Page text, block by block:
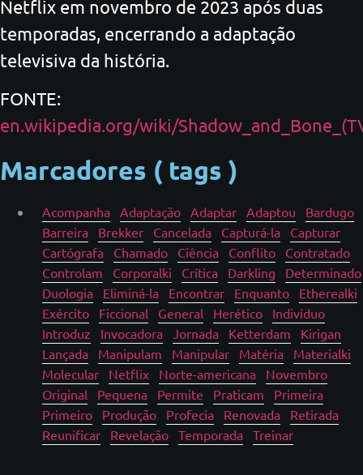
Netflix em novembro de 2023 após duas
temporadas, encerrando a adaptação
televisiva da história.
FONTE:
en.wikipedia.org/wiki/
Marcadores ( tags )
Acompanha Adaptação Adaptar Adaptou
Bardugo
Barreira
Brekker Cancelada Capturá-la
Capturar
Cartógrafa
Chamado Ciência Conflito
Contratado
Controlam
Corporalki Crítica Darkling
Determinado
Duologia
Eliminá-la Encontrar Enquanto
Etherealki
Exército
Ficcional General Herético
Indivíduo
Introduz
Invocadora Jornada Ketterdam
Kirigan
Lançada
Manipulam Manipular Matéria
Materialki
Molecular
Netflix Norte-americana
Novembro
Original
Pequena Permite Praticam
Primeira
Primeiro
Produção Profecia Renovada
Retirada
Reunificar
Revelação Temporada Treinar